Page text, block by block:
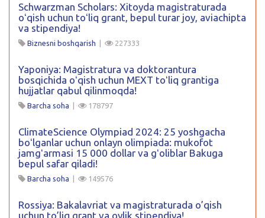
Schwarzman Scholars: Xitoyda magistraturada
oʻqish uchun toʻliq grant, bepul turar joy, aviachipta
va stipendiya!
Biznesni boshqarish | 227333
Yaponiya: Magistratura va doktorantura
bosqichida oʻqish uchun MEXT toʻliq grantiga
hujjatlar qabul qilinmoqda!
Barcha soha | 178797
ClimateScience Olympiad 2024: 25 yoshgacha
boʻlganlar uchun onlayn olimpiada: mukofot
jamgʻarmasi 15 000 dollar va gʻoliblar Bakuga
bepul safar qiladi!
Barcha soha | 149576
Rossiya: Bakalavriat va magistraturada o’qish
uchun to’liq grant va oylik stipendiya!